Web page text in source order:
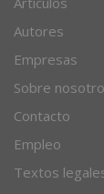
Recetas
Artículos
Autores
Empresas
Sobre nosotros
Contacto
Empleo